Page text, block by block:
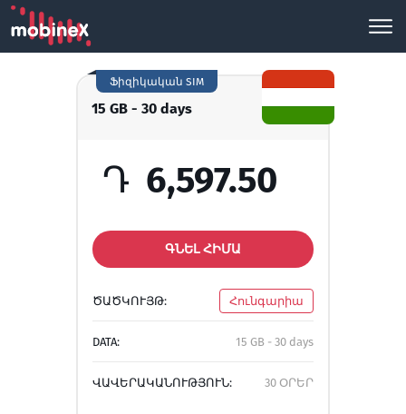
15 GB - 30 days
Ֆիզիկական SIM
Դ 6,597.50
ԳՆԵԼ ՀԻՄԱ
ԾԱԾԿՈՒՅԹ: Հունգարիա
DATA: 15 GB - 30 days
ՎԱՎԵՐԱԿԱՆՈՒԹՅՈՒՆ: 30 ՕՐԵՐ